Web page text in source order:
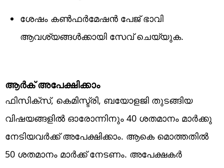
ശേഷം കൺഫർമേഷൻ പേജ് ഭാവി
ആവശ്യങ്ങൾക്കായി സേവ് ചെയ്യുക.
ആർക് അപേക്ഷിക്കാം
ഫിസിക്‌സ്, കെമിസ്ട്രി, ബയോളജി തുടങ്ങിയ
വിഷയങ്ങളിൽ ഓരോന്നിനും 40 ശതമാനം മാർക്കു
നേടിയവർക്ക് അപേക്ഷിക്കാം. ആകെ മൊത്തതിൽ
50 ശതമാനം മാർക്ക് നേടണം. അപേക്ഷകർ